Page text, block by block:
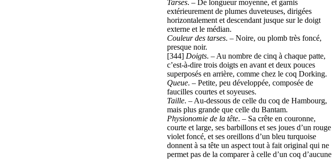
Tarses. – De longueur moyenne, et garnis
extérieurement de plumes duveteuses, dirigées
horizontalement et descendant jusque sur le doigt
externe et le médian.
Couleur des tarses. – Noire, ou plomb très foncé,
presque noir.
[344] Doigts. – Au nombre de cinq à chaque patte,
c’est-à-dire trois doigts en avant et deux pouces
superposés en arrière, comme chez le coq Dorking.
Queue. – Petite, peu développée, composée de
faucilles courtes et soyeuses.
Taille. – Au-dessous de celle du coq de Hambourg,
mais plus grande que celle du Bantam.
Physionomie de la tête. – Sa crête en couronne,
courte et large, ses barbillons et ses joues d’un rouge
violet foncé, et ses oreillons d’un bleu turquoise
donnent à sa tête un aspect tout à fait original qui ne
permet pas de la comparer à celle d’un coq d’aucune